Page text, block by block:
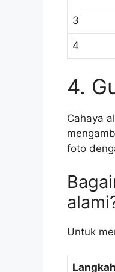
3
4
4.
Cahaya
foto
Untuk
Langkah